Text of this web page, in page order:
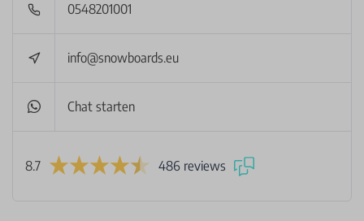
0548201001
info@snowboards.eu
Chat starten
8.7 486 reviews